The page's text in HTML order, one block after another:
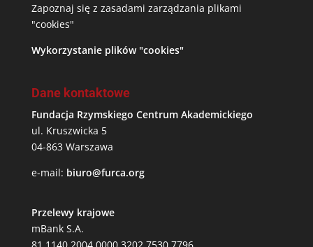
Zapoznaj się z zasadami zarządzania plikami
"cookies"
Wykorzystanie plików "cookies"
Dane kontaktowe
Fundacja Rzymskiego Centrum Akademickiego
ul. Kruszwicka 5
04-863 Warszawa
e-mail: biuro@furca.org
Przelewy krajowe
mBank S.A.